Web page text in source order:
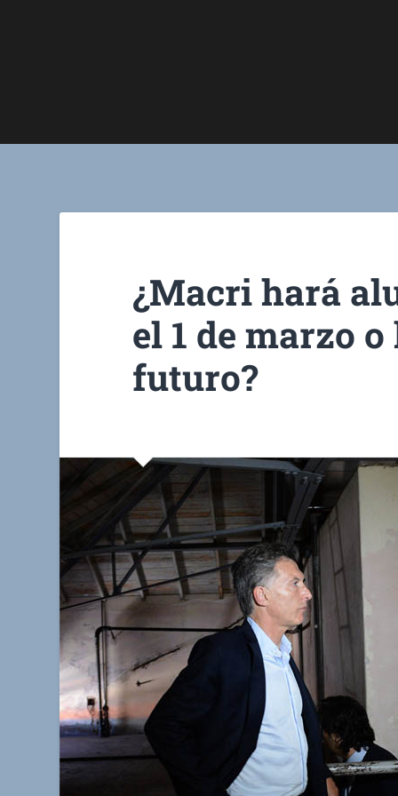
¿Macri hará
el 1 de marzo
futuro?